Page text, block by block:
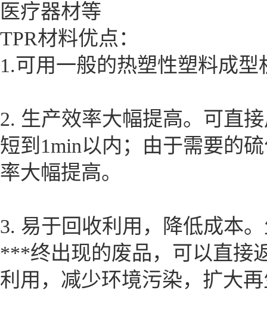
医疗器材等
TPR材料优点：
1.可用一般的热塑性塑料成
2. 生产效率大幅提高。可直
短到1min以内；由于需要的
率大幅提高。
3. 易于回收利用，降低成本
***终出现的废品，可以直接
利用，减少环境污染，扩大